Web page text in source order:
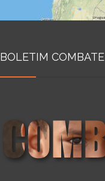
BOLETIM COMBATE